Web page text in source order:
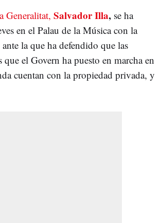
Generalitat, Salvador Illa, se ha
en el Palau de la Música con la
la que ha defendido que las
el Govern ha puesto en marcha en
cuentan con la propiedad privada, y